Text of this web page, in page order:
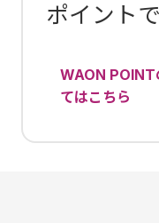
ポイントで
WAON POINT
てはこちら